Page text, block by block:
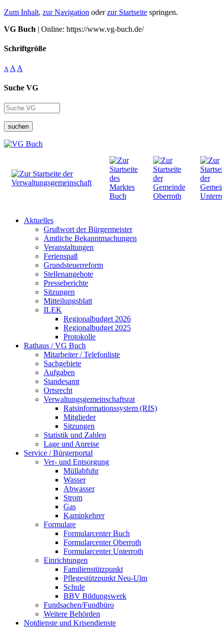
Zum Inhalt, zur Navigation oderzur Startseite springen.
VG Buch | Online: https://www.vg-buch.de/
Schriftgröße
A A A
Suche VG
suchen
Aktuelles
Grußwort der Bürgermeister
Amtliche Bekanntmachungen
Veranstaltungen
Ferienspaß
Grundsteuerreform
Stellenangebote
Presseberichte
Sitzungen
Mitteilungsblatt
ILEK
Regionalbudget 2026
Regionalbudget 2025
Protokolle
Rathaus / VG Buch
Mitarbeiter / Telefonliste
Sachgebiete
Aufgaben
Standesamt
Ortsrecht
Verwaltungsgemeinschaftsrat
Ratsinformationssystem (RIS)
Mitglieder
Sitzungen
Statistik und Zahlen
Lage und Anreise
Service / Bürgerportal
Ver- und Entsorgung
Müllabfuhr
Wasser
Abwasser
Strom
Gas
Kaminkehrer
Formulare
Formularcenter Buch
Formularcenter Oberroth
Formularcenter Unterroth
Einrichtungen
Familienstützpunkt
Pflegestützpunkt Neu-Ulm
Schule
BBV Bildungswerk
Fundsachen/Fundbüro
Weitere Behörden
Notdienste und Krisendienste